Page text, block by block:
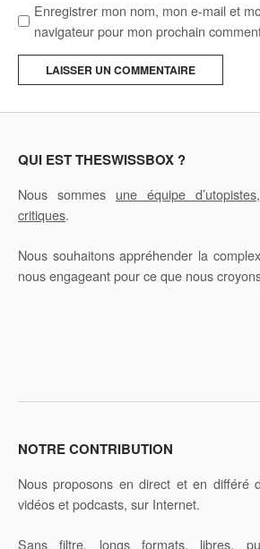
Enregistrer mon nom, mon e-mail et
navigateur pour mon prochain
l
QUI EST THESWISSBOX ?
Nous sommes une équipe
critiques.
Nous souhaitons appréhender la
nous engageant pour ce que nous
NOTRE CONTRIBUTION
Nous proposons en direct et en différé
vidéos et podcasts, sur Internet.
Sans filtre, longs formats, libres,